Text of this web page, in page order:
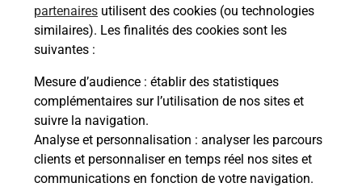
partenaires utilisent des cookies (ou technologies
similaires). Les finalités des cookies sont les
suivantes :
Mesure d’audience : établir des statistiques
complémentaires sur l’utilisation de nos sites et
suivre la navigation.
Analyse et personnalisation : analyser les parcours
clients et personnaliser en temps réel nos sites et
communications en fonction de votre navigation.
Malin !
La Poste
en ligne
Ouvert 24h/24
En savoir plus